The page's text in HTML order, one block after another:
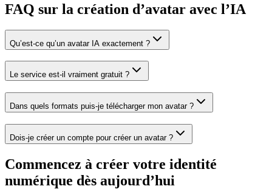
FAQ sur la création d’avatar avec l’IA
Qu’est-ce qu’un avatar IA exactement ?
Le service est-il vraiment gratuit ?
Dans quels formats puis-je télécharger mon avatar ?
Dois-je créer un compte pour créer un avatar ?
Commencez à créer votre identité
numérique dès aujourd’hui